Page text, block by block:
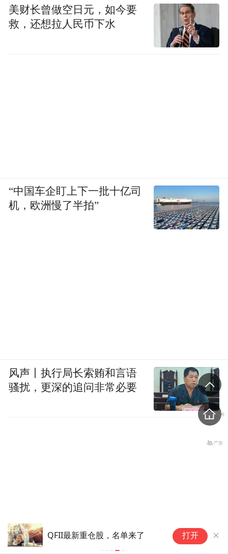
QFII最新重仓股，名单来了 打开
美财长曾做空日元，如今要
救，还想拉人民币下水
“中国车企盯上下一批十亿司
机，欧洲慢了半拍”
风声丨执行局长索贿和言语
骚扰，更深的追问非常必要